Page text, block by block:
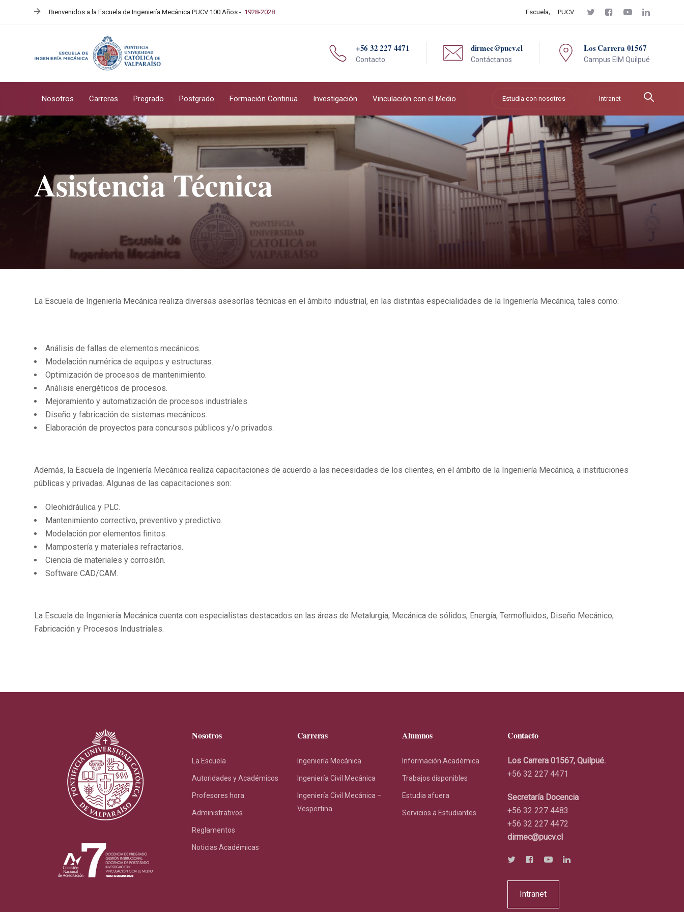
content
Bienvenidos a la Escuela de Ingeniería Mecánica PUCV 100 Años - 1928-2028 Escuela PUCV
+56 32 227 4471
Contacto
dirmec@pucv.cl
Contáctanos
Los Carrera 01567
Campus EIM Quilpué
Nosotros Carreras Pregrado Postgrado Formación Continua Investigación Vinculación con el Medio Estudia con nosotros Intranet
Asistencia Técnica
La Escuela de Ingeniería Mecánica realiza diversas asesorías técnicas en el ámbito industrial, en las distintas especialidades de la Ingeniería Mecánica, tales como:
Análisis de fallas de elementos mecánicos.
Modelación numérica de equipos y estructuras.
Optimización de procesos de mantenimiento.
Análisis energéticos de procesos.
Mejoramiento y automatización de procesos industriales.
Diseño y fabricación de sistemas mecánicos.
Elaboración de proyectos para concursos públicos y/o privados.
Además, la Escuela de Ingeniería Mecánica realiza capacitaciones de acuerdo a las necesidades de los clientes, en el ámbito de la Ingeniería Mecánica, a instituciones
públicas y privadas. Algunas de las capacitaciones son:
Oleohidráulica y PLC.
Mantenimiento correctivo, preventivo y predictivo.
Modelación por elementos finitos.
Mampostería y materiales refractarios.
Ciencia de materiales y corrosión.
Software CAD/CAM.
La Escuela de Ingeniería Mecánica cuenta con especialistas destacados en las áreas de Metalurgia, Mecánica de sólidos, Energía, Termofluidos, Diseño Mecánico,
Fabricación y Procesos Industriales.
Nosotros
La Escuela
Autoridades y Académicos
Profesores hora
Administrativos
Reglamentos
Noticias Académicas
Carreras
Ingeniería Mecánica
Ingeniería Civil Mecánica
Ingeniería Civil Mecánica –
Vespertina
Alumnos
Información Académica
Trabajos disponibles
Estudia afuera
Servicios a Estudiantes
Contacto
Los Carrera 01567, Quilpué.
+56 32 227 4471
Secretaría Docencia
+56 32 227 4483
+56 32 227 4472
dirmec@pucv.cl
Intranet